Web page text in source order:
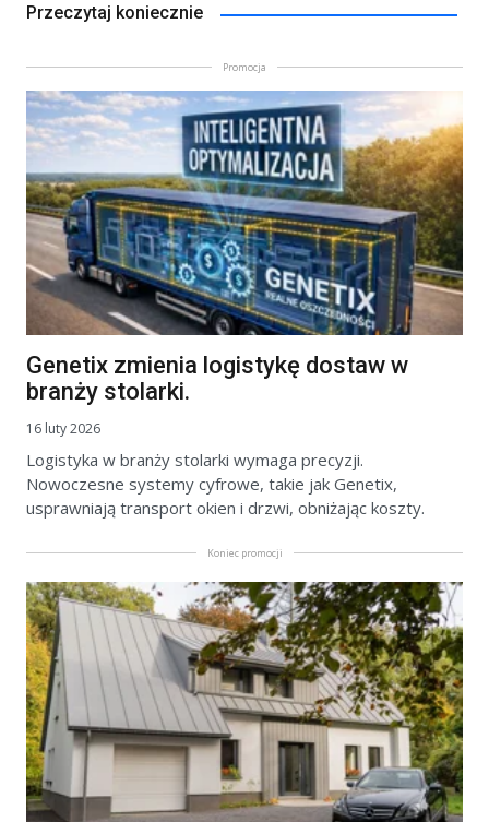
Przeczytaj koniecznie
Promocja
Genetix zmienia logistykę dostaw w
branży stolarki.
16 luty 2026
Logistyka w branży stolarki wymaga precyzji.
Nowoczesne systemy cyfrowe, takie jak Genetix,
usprawniają transport okien i drzwi, obniżając koszty.
Koniec promocji